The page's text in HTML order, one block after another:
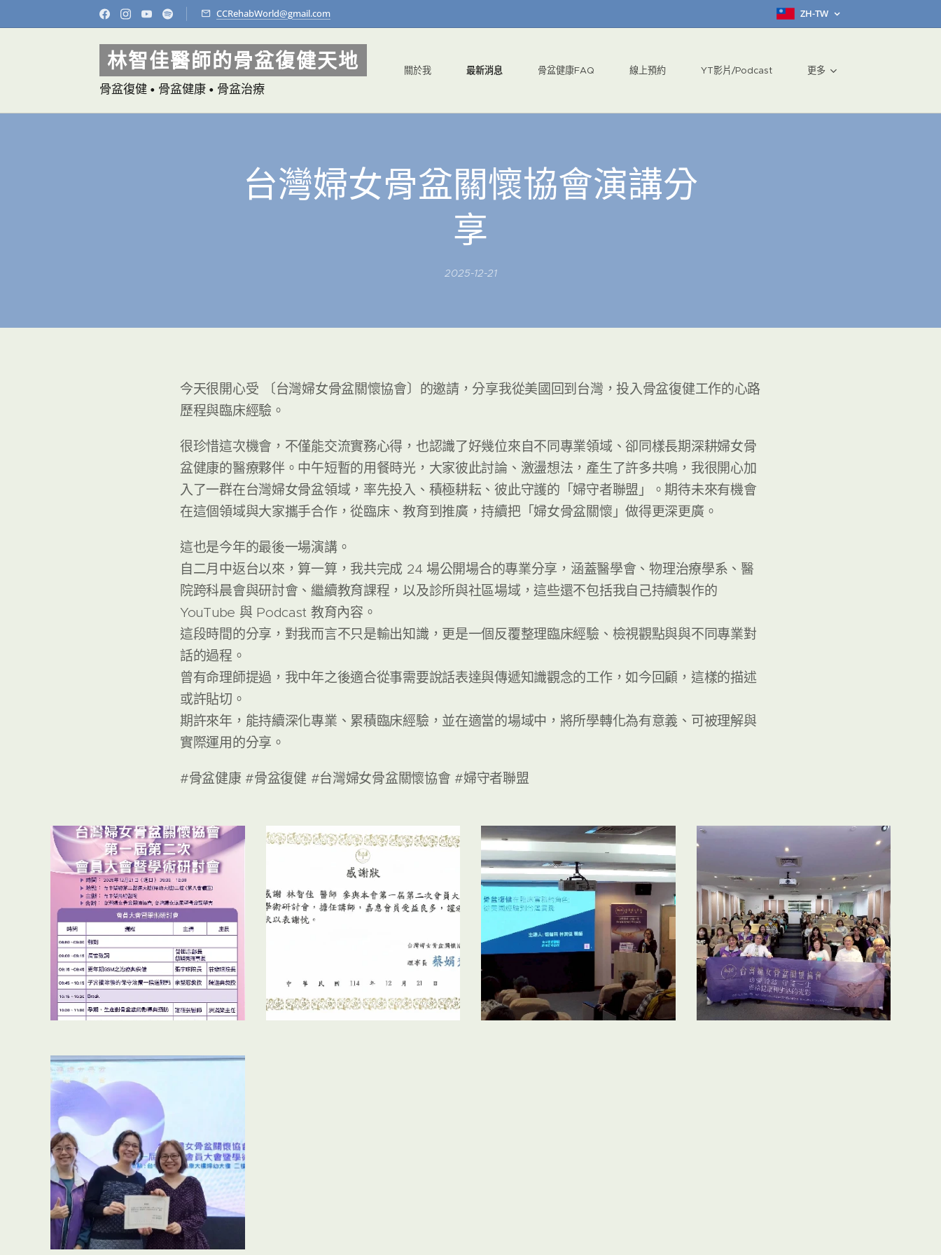
CCRehabWorld@gmail.com ZH-TW
林智佳醫師的骨盆復健天地
骨盆復健 • 骨盆健康 • 骨盆治療
關於我 最新消息 骨盆健康FAQ 線上預約 YT影片/Podcast 更多
台灣婦女骨盆關懷協會演講分
享
2025-12-21
今天很開心受 〔台灣婦女骨盆關懷協會〕的邀請，分享我從美國回到台灣，投入骨盆復健工作的心路
歷程與臨床經驗。
很珍惜這次機會，不僅能交流實務心得，也認識了好幾位來自不同專業領域、卻同樣長期深耕婦女骨
盆健康的醫療夥伴。中午短暫的用餐時光，大家彼此討論、激盪想法，產生了許多共鳴，我很開心加
入了一群在台灣婦女骨盆領域，率先投入、積極耕耘、彼此守護的「婦守者聯盟」。期待未來有機會
在這個領域與大家攜手合作，從臨床、教育到推廣，持續把「婦女骨盆關懷」做得更深更廣。
這也是今年的最後一場演講。
自二月中返台以來，算一算，我共完成 24 場公開場合的專業分享，涵蓋醫學會、物理治療學系、醫
院跨科晨會與研討會、繼續教育課程，以及診所與社區場域，這些還不包括我自己持續製作的
YouTube 與 Podcast 教育內容。
這段時間的分享，對我而言不只是輸出知識，更是一個反覆整理臨床經驗、檢視觀點與與不同專業對
話的過程。
曾有命理師提過，我中年之後適合從事需要說話表達與傳遞知識觀念的工作，如今回顧，這樣的描述
或許貼切。
期許來年，能持續深化專業、累積臨床經驗，並在適當的場域中，將所學轉化為有意義、可被理解與
實際運用的分享。
#骨盆健康 #骨盆復健 #台灣婦女骨盆關懷協會 #婦守者聯盟